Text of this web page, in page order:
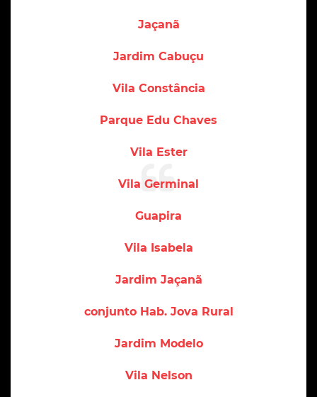
Jaçanã
Jardim Cabuçu
Vila Constância
Parque Edu Chaves
Vila Ester
Vila Germinal
Guapira
Vila Isabela
Jardim Jaçanã
conjunto Hab. Jova Rural
Jardim Modelo
Vila Nelson